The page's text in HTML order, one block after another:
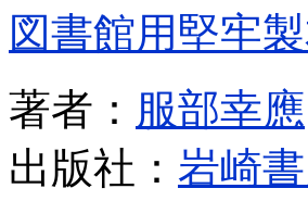
図書館用堅牢
著者： 服部幸應
出版社： 岩崎